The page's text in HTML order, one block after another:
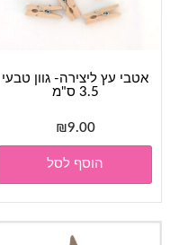
אטבי עץ ליצירה- גוון טבעי
3.5 ס"מ
₪9.00
הוסף לסל